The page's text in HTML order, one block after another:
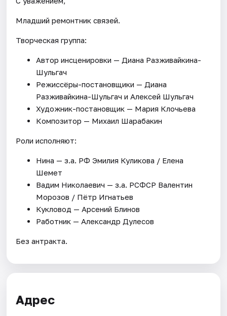
Младший ремонтник связей.
Творческая группа:
Автор инсценировки — Диана Разживайкина-
Шульгач
Режиссёры-постановщики — Диана
Разживайкина-Шульгач и Алексей Шульгач
Художник-постановщик — Мария Клочьева
Композитор — Михаил Шарабакин
Роли исполняют:
Нина — з.а. РФ Эмилия Куликова / Елена
Шемет
Вадим Николаевич — з.а. РСФСР Валентин
Морозов / Пётр Игнатьев
Кукловод — Арсений Блинов
Работник — Александр Дулесов
Без антракта.
Адрес